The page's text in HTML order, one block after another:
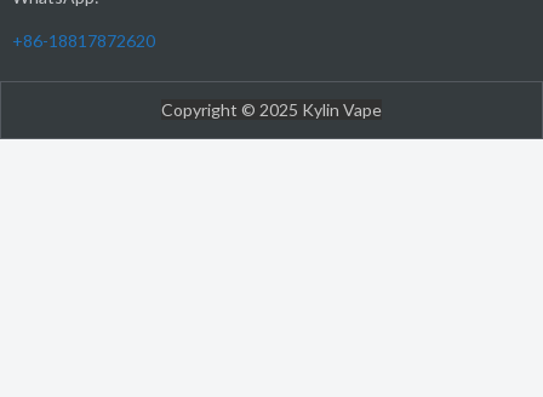
+86-18817872620
Copyright © 2025 Kylin Vape